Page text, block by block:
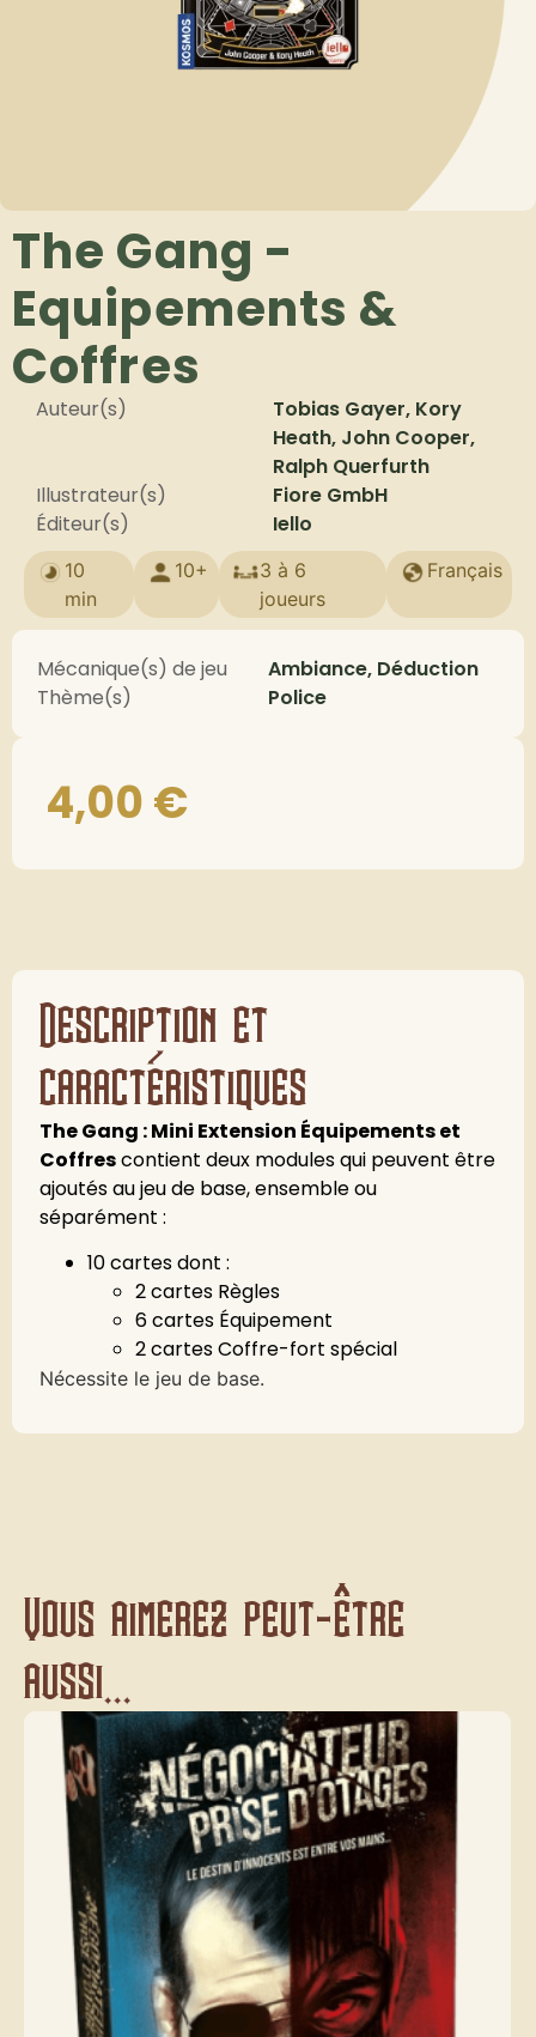
The Gang -
Equipements &
Coffres
Auteur(s)
Tobias Gayer, Kory
Heath, John Cooper,
Ralph Querfurth
Illustrateur(s)
Fiore GmbH
Éditeur(s)
Iello
10
min
10+
3 à 6
joueurs
Français
Mécanique(s) de jeu
Ambiance, Déduction
Thème(s)
Police
4,00€
Description et
caractéristiques
The Gang : Mini Extension Équipements et
Coffrescontient deux modules qui peuvent être
ajoutés au jeu de base, ensemble ou
séparément :
10 cartes dont :
2 cartes Règles
6 cartes Équipement
2 cartes Coffre-fort spécial
Nécessite le jeu de base.
Vous aimerez peut-être
aussi...